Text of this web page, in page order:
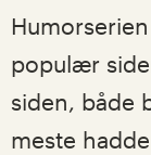
populær
siden, både
meste